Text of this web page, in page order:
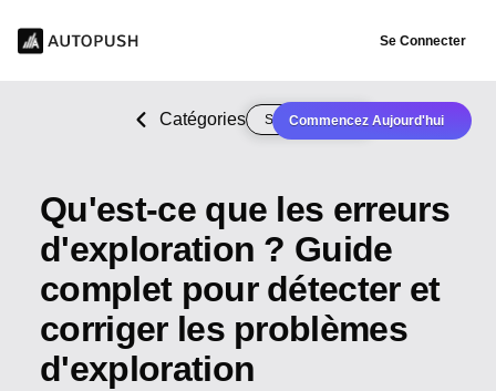
Se Connecter
Commencez Aujourd'hui
Catégories SEO technique
Qu'est-ce que les erreurs
d'exploration ? Guide
complet pour détecter et
corriger les problèmes
d'exploration